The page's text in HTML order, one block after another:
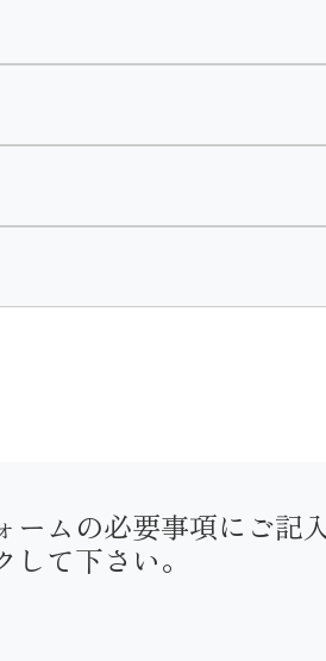
をお願いしております。
す。
ームの必要事項にご記
して下さい。